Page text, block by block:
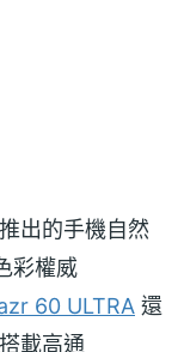
出的手機自然
彩權威
60 ULTRA 還
載高通